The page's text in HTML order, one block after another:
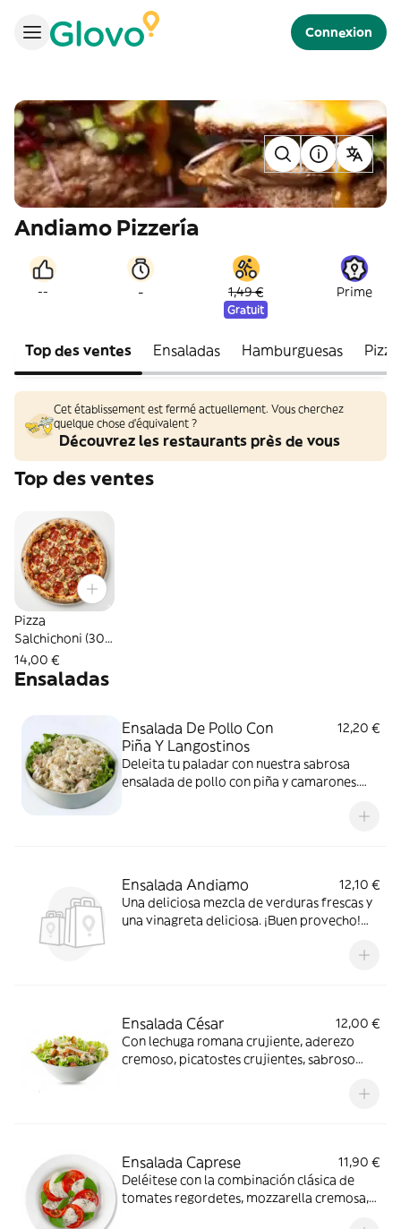
Connexion
Andiamo Pizzería
-- - 1,49 €
Gratuit
Prime
Top des ventes Ensaladas Hamburguesas
Cet établissement est fermé actuellement. Vous cherchez
quelque chose d'équivalent ?
Découvrez les restaurants près de vous
Top des ventes
Pizza
Salchichoni (30
cm.)
14,00 €
Ensaladas
Ensalada De Pollo Con
Piña Y Langostinos
12,20 €
Deleita tu paladar con nuestra sabrosa
ensalada de pollo con piña y camarones.
Ensalada Andiamo
12,10 €
Una deliciosa mezcla de verduras frescas y
una vinagreta deliciosa. ¡Buen provecho!
Ensalada César
12,00 €
Con lechuga romana crujiente, aderezo
cremoso, picatostes crujientes, sabroso
Ensalada Caprese
11,90 €
Deléitese con la combinación clásica de
tomates regordetes, mozzarella cremosa,